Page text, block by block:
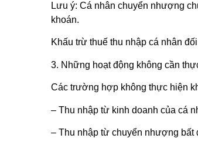
Lưu ý: Cá nhân chuyển nhượng
khoán.
Khấu trừ thuế thu nhập cá nhân
3. Những hoạt động không cần
Các trường hợp không thực hiện
– Thu nhập từ kinh doanh của cá
– Thu nhập từ chuyển nhượng bất